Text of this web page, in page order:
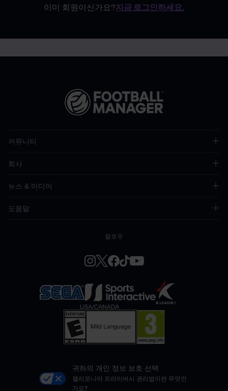
이미 회원이신가요?지금 로그인하세요.
커뮤니티
회사
뉴스 & 미디어
도움말
팔로우
귀하의 개인 정보 보호 선택
캘리포니아 프라이버시 권리법이란 무엇인
가요?